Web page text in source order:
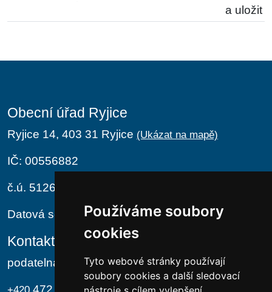
Používáme soubory
cookies
Tyto webové stránky používají
soubory cookies a další sledovací
a uložit
Obecní úřad Ryjice
Ryjice 14, 403 31 Ryjice (Ukázat na mapě)
IČ: 00556882
č.ú. 5126411/0100
Datová schránka: hvwa7jr
Kontakt
podatelna@ryjice.cz
472 733 705